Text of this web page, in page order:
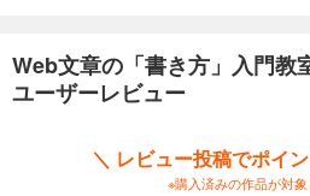
Web文章の「書き方」入門
ユーザーレビュー
＼ レビュー投稿でポイ
※購入済みの作品が対